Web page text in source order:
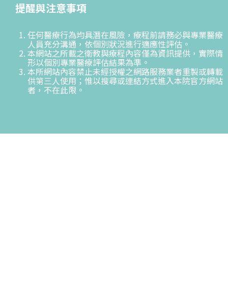
提醒與注意事項
任何醫療行為均具潛在風險，療程前請務必與專業醫療
人員充分溝通，依個別狀況進行適應性評估。
本網站之所載之衛教與療程內容僅為資訊提供，實際情
形以個別專業醫療評估結果為準。
本所網站內容禁止未經授權之網路服務業者重製或轉載
供第三人使用；惟以搜尋或連結方式進入本院官方網站
者，不在此限。